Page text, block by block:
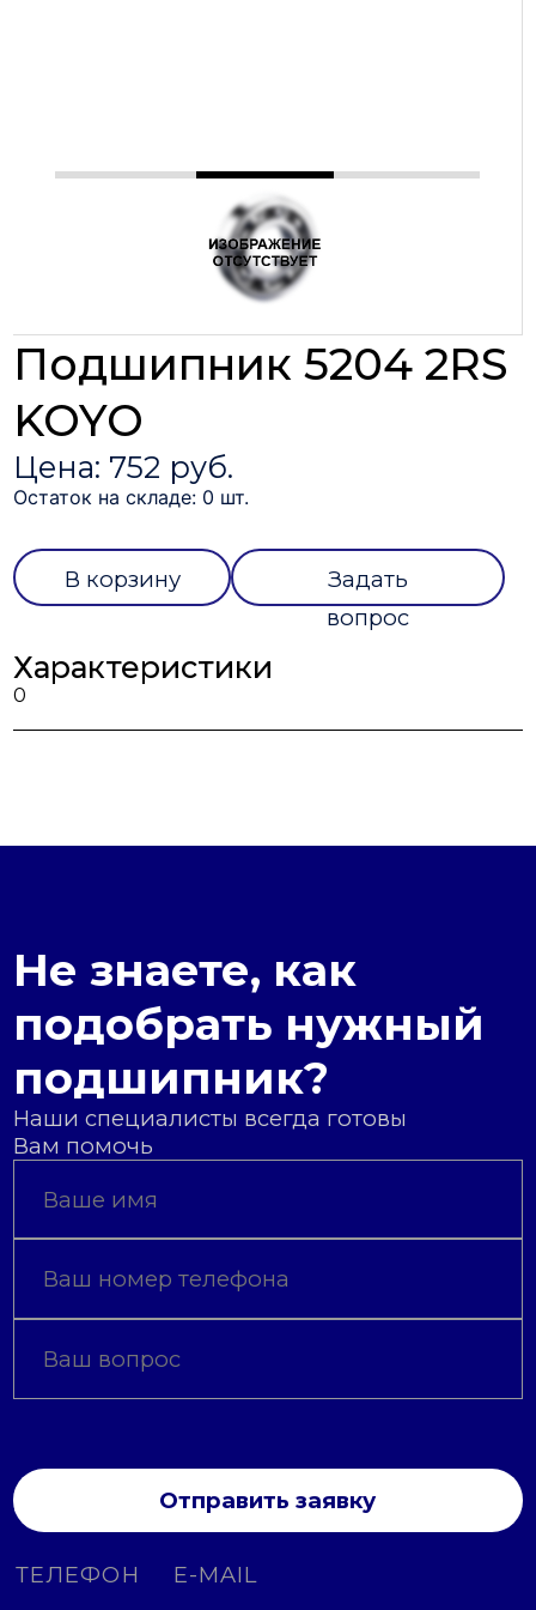
Подшипник 5204 2RS
KOYO
Цена: 752 руб.
Остаток на складе: 0 шт.
В корзину
Задать
вопрос
Характеристики
0
Не знаете, как
подобрать нужный
подшипник?
Наши специалисты всегда готовы
Вам помочь
Отправить заявку
ТЕЛЕФОН E-MAIL